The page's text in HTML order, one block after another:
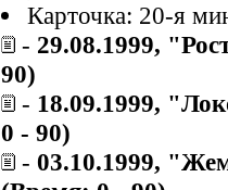
Карточка: 20-я
- 29.08.1999,
90)
- 18.09.1999,
0 - 90)
- 03.10.1999,